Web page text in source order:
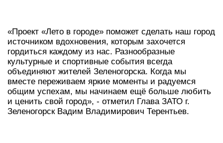
«Проект «Лето в городе» поможет сделать наш город
источником вдохновения, которым захочется
гордиться каждому из нас. Разнообразные
культурные и спортивные события всегда
объединяют жителей Зеленогорска. Когда мы
вместе переживаем яркие моменты и радуемся
общим успехам, мы начинаем ещё больше любить
и ценить свой город», - отметил Глава ЗАТО г.
Зеленогорск Вадим Владимирович Терентьев.